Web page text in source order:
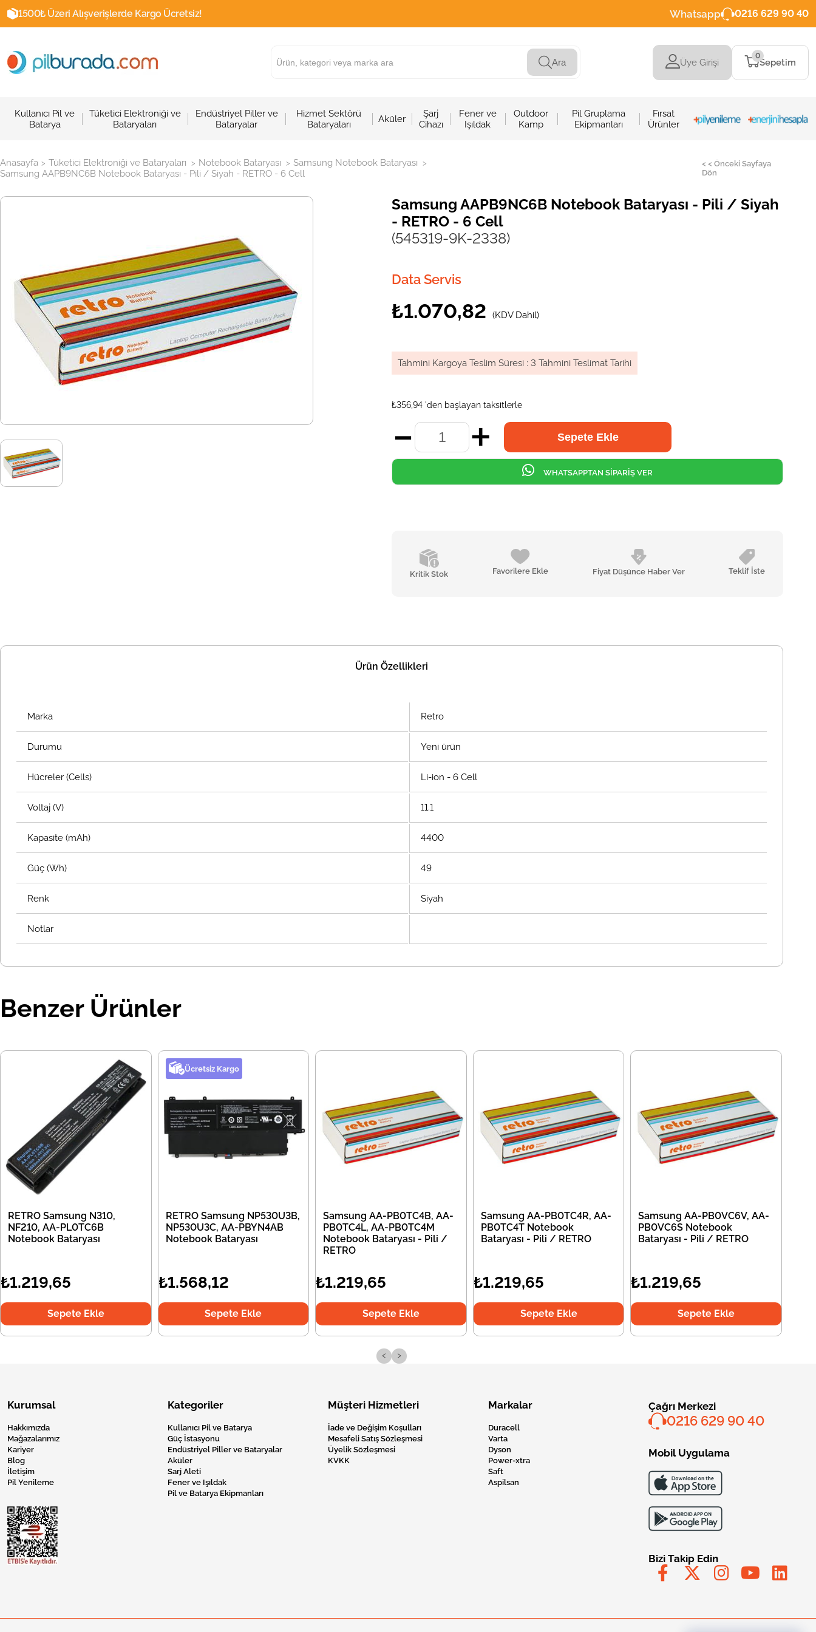
1500₺ Üzeri Alışverişlerde Kargo Ücretsiz! Whatsapp 0216 629 90 40
Ara Üye Girişi Sepetim
0
Kullanıcı Pil ve
Batarya
Tüketici Elektroniği ve
Bataryaları
Endüstriyel Piller ve
Bataryalar
Hizmet Sektörü
Bataryaları
Aküler
Şarj
Cihazı
Fener ve
Işıldak
Outdoor
Kamp
Pil Gruplama
Ekipmanları
Fırsat
Ürünler
Anasayfa > Tüketici Elektroniği ve Bataryaları > Notebook Bataryası > Samsung Notebook Bataryası >
Samsung AAPB9NC6B Notebook Bataryası - Pili / Siyah - RETRO - 6 Cell
< < Önceki Sayfaya
Dön
Samsung AAPB9NC6B Notebook Bataryası - Pili / Siyah
- RETRO - 6 Cell
(545319-9K-2338)
Data Servis
₺1.070,82 (KDV Dahil)
Tahmini Kargoya Teslim Süresi : 3 Tahmini Teslimat Tarihi
₺356,94 'den başlayan taksitlerle
Kritik Stok Favorilere Ekle Fiyat Düşünce Haber Ver Teklif İste
WHATSAPPTAN SİPARİŞ VER
Ürün Özellikleri
Marka Retro
Durumu Yeni ürün
Hücreler (Cells) Li-ion - 6 Cell
Voltaj (V) 11.1
Kapasite (mAh) 4400
Güç (Wh) 49
Renk Siyah
Notlar
Benzer Ürünler
RETRO Samsung N310,
NF210, AA-PL0TC6B
Notebook Bataryası
₺1.219,65
Sepete Ekle
Ücretsiz Kargo
RETRO Samsung NP530U3B,
NP530U3C, AA-PBYN4AB
Notebook Bataryası
₺1.568,12
Sepete Ekle
Samsung AA-PB0TC4B, AA-
PB0TC4L, AA-PB0TC4M
Notebook Bataryası - Pili /
RETRO
₺1.219,65
Sepete Ekle
Samsung AA-PB0TC4R, AA-
PB0TC4T Notebook
Bataryası - Pili / RETRO
₺1.219,65
Sepete Ekle
Samsung AA-PB0VC6V, AA-
PB0VC6S Notebook
Bataryası - Pili / RETRO
₺1.219,65
Sepete Ekle
‹ ›
Kurumsal
Hakkımızda
Mağazalarımız
Kariyer
Blog
İletişim
Pil Yenileme
Kategoriler
Kullanıcı Pil ve Batarya
Güç İstasyonu
Endüstriyel Piller ve Bataryalar
Aküler
Sarj Aleti
Fener ve Işıldak
Pil ve Batarya Ekipmanları
Müşteri Hizmetleri
İade ve Değişim Koşulları
Mesafeli Satış Sözleşmesi
Üyelik Sözleşmesi
KVKK
Markalar
Duracell
Varta
Dyson
Power-xtra
Saft
Aspilsan
Çağrı Merkezi
0216 629 90 40
Mobil Uygulama
Bizi Takip Edin